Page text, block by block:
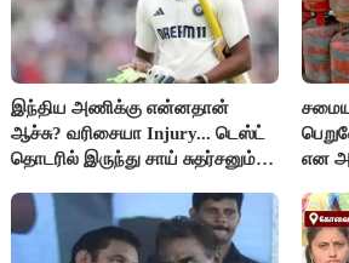
இந்திய அணிக்கு என்னதான்
ஆச்சு? வரிசையா Injury... டெஸ்ட்
தொடரில் இருந்து சாய் சுதர்சனும்
என